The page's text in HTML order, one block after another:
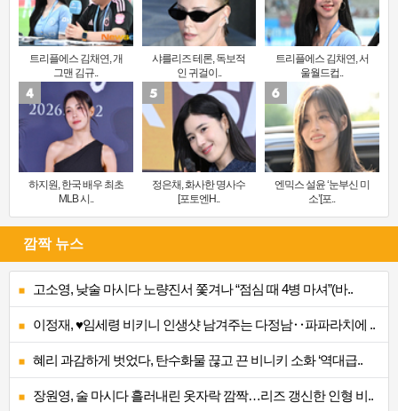
트리플에스 김채연, 개
그맨 김규..
샤를리즈 테론, 독보적
인 귀걸이..
트리플에스 김채연, 서
울월드컵..
하지원, 한국 배우 최초
MLB 시..
정은채, 화사한 명사수
[포토엔H..
엔믹스 설윤 ‘눈부신 미
소’[포..
깜짝 뉴스
고소영, 낮술 마시다 노량진서 쫓겨나 “점심 때 4병 마셔”(바..
이정재, ♥임세령 비키니 인생샷 남겨주는 다정남‥파파라치에 ..
혜리 과감하게 벗었다, 탄수화물 끊고 끈 비니키 소화 ‘역대급..
장원영, 술 마시다 흘러내린 옷자락 깜짝…리즈 갱신한 인형 비..